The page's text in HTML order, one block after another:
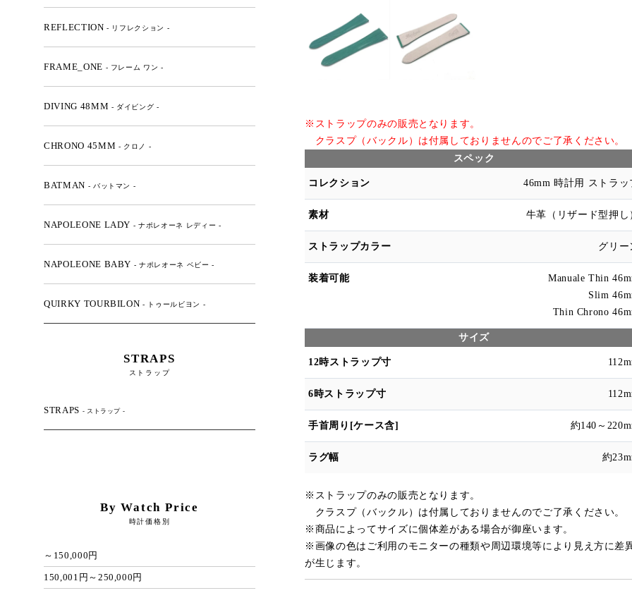
※ストラップのみの販売となります。
クラスプ（バックル）は付属しておりませんのでご了承ください。
スペック
46mm 時計用 ストラッ
牛革（リザード型押し
グリー
Manuale Thin
Slim
Thin Chrono
サイズ
約140～
約
※ストラップのみの販売となります。
クラスプ（バックル）は付属しておりませんのでご了承ください。
※商品によってサイズに個体差がある場合が御座います。
※画像の色はご利用のモニターの種類や周辺環境等により見え方に差
が生じます。
REFLECTION- リフレクション -
FRAME_ONE - フレーム ワン -
DIVING 48MM - ダイビング -
CHRONO 45MM - クロノ -
BATMAN - バットマン -
NAPOLEONE LADY - ナポレオーネ レディー -
NAPOLEONE BABY - ナポレオーネ ベビー -
QUIRKY TOURBILON- トゥールビヨン -
STRAPS
ストラップ
STRAPS - ストラップ -
By Watch Price
時計価格別
～150,000円
150,001円～250,000円